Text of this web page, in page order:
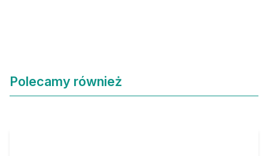
Polecamy również